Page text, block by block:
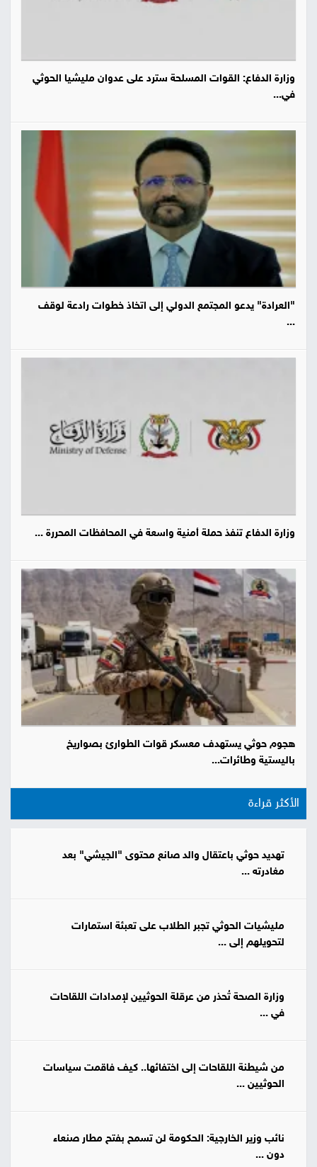
وزارة الدفاع: القوات المسلحة سترد على عدوان مليشيا الحوثي
في...
"العرادة" يدعو المجتمع الدولي إلى اتخاذ خطوات رادعة لوقف
...
وزارة الدفاع تنفذ حملة أمنية واسعة في المحافظات المحررة ...
هجوم حوثي يستهدف معسكر قوات الطوارئ بصواريخ
باليستية وطائرات...
الأكثر قراءة
تهديد حوثي باعتقال والد صانع محتوى "الجيشي" بعد
مغادرته ...
مليشيات الحوثي تجبر الطلاب على تعبئة استمارات
لتحويلهم إلى ...
وزارة الصحة تُحذر من عرقلة الحوثيين لإمدادات اللقاحات
في ...
من شيطنة اللقاحات إلى اختفائها.. كيف فاقمت سياسات
الحوثيين ...
نائب وزير الخارجية: الحكومة لن تسمح بفتح مطار صنعاء
دون ...